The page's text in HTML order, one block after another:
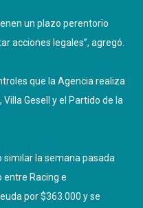
un plazo perentorio
acciones legales”, agregó.
que la Agencia realiza
Gesell y el Partido de la
la semana pasada
entre Racing e
por $363.000 y se